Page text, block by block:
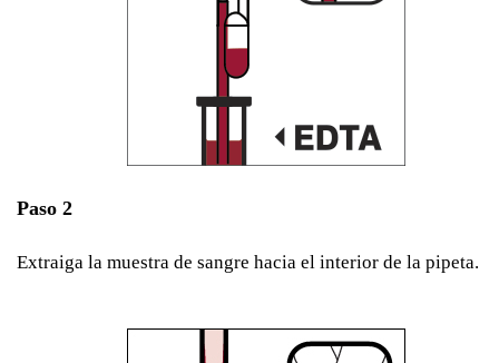
Paso 2
Extraiga la muestra de sangre hacia el interior de la pipeta.